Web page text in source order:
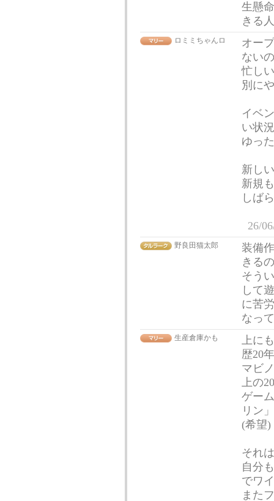
生懸
きる
ロミミちゃんロ
オー
ない
忙し
別に
イベ
い状
ゆっ
新し
新規
しば
26/
野良田猫太郎
装備
きる
そう
して
に苦
なっ
生産倉庫かも
上に
歴20
マビ
上の
ゲー
リン
(希望)
それ
自分
でワ
また